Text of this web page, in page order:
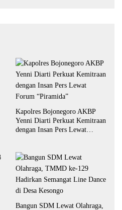
Kapolres Bojonegoro AKBP
Yenni Diarti Perkuat Kemitraan
dengan Insan Pers Lewat
Bangun SDM Lewat Olahraga,